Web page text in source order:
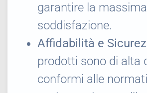
garantire la massima
soddisfazione.
Affidabilità e
prodotti sono di alta
conformi alle